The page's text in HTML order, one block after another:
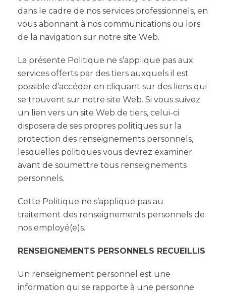
dans le cadre de nos services professionnels, en
vous abonnant à nos communications ou lors
de la navigation sur notre site Web.
La présente Politique ne s’applique pas aux
services offerts par des tiers auxquels il est
possible d’accéder en cliquant sur des liens qui
se trouvent sur notre site Web. Si vous suivez
un lien vers un site Web de tiers, celui-ci
disposera de ses propres politiques sur la
protection des renseignements personnels,
lesquelles politiques vous devrez examiner
avant de soumettre tous renseignements
personnels.
Cette Politique ne s’applique pas au
traitement des renseignements personnels de
nos employé(e)s.
RENSEIGNEMENTS PERSONNELS RECUEILLIS
Un renseignement personnel est une
information qui se rapporte à une personne